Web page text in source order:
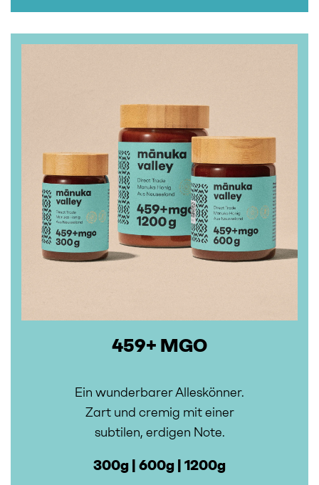
459+ MGO
Ein wunderbarer Alleskönner.
Zart und cremig mit einer
subtilen, erdigen Note.
300g | 600g | 1200g